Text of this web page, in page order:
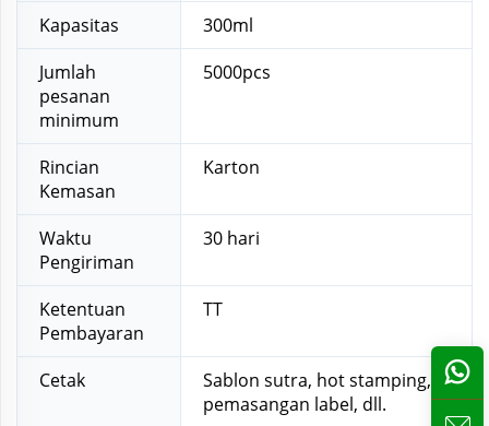
Kapasitas
300ml
Jumlah
pesanan
minimum
5000pcs
Rincian
Kemasan
Karton
Waktu
Pengiriman
30 hari
Ketentuan
Pembayaran
TT
Cetak
Sablon sutra, hot stamping,
pemasangan label, dll.